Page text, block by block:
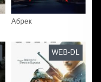
Абрек
WEB-DL